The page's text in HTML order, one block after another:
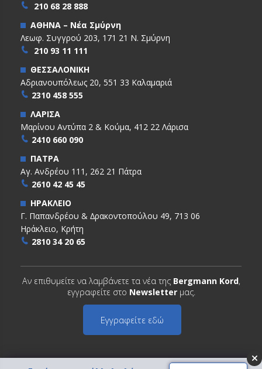
210 68 28 888
ΑΘΗΝΑ – Νέα Σμύρνη
Λεωφ. Συγγρού 203, 171 21 Ν. Σμύρνη
210 93 11 111
ΘΕΣΣΑΛΟΝΙΚΗ
Αδριανουπόλεως 20, 551 33 Καλαμαριά
2310 458 555
ΛΑΡΙΣΑ
Μαρίνου Αντύπα 2 & Κούμα, 412 22 Λάρισα
2410 660 090
ΠΑΤΡΑ
Αγ. Ανδρέου 111, 262 21 Πάτρα
2610 42 45 45
ΗΡΑΚΛΕΙΟ
Γ. Παπανδρέου & ∆ρακοντοπούλου 49, 713 06
Ηράκλειο, Κρήτη
2810 34 20 65
Αν επιθυμείτε να λαμβάνετε τα νέα της Bergmann Kord,
εγγραφείτε στο Newsletterμας.
Εγγραφείτε εδώ